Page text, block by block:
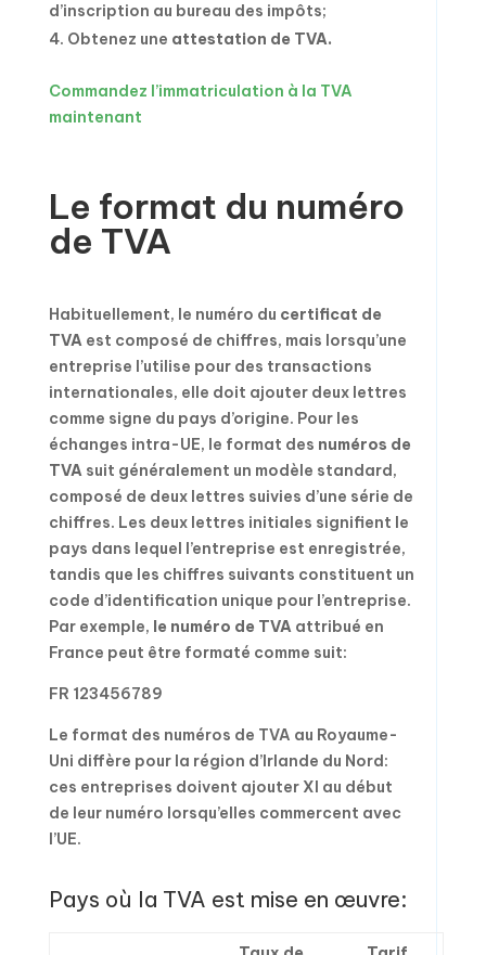
d’inscription au bureau des impôts;
Obtenez une attestation de TVA.
Commandez l’immatriculation à la TVA
maintenant
Le format du numéro
de TVA
Habituellement, le numéro du certificat de
TVAest composé de chiffres, mais lorsqu’une
entreprise l’utilise pour des transactions
internationales, elle doit ajouter deux lettres
comme signe du pays d’origine. Pour les
échanges intra-UE, le format des numéros de
TVAsuit généralement un modèle standard,
composé de deux lettres suivies d’une série de
chiffres. Les deux lettres initiales signifient le
pays dans lequel l’entreprise est enregistrée,
tandis que les chiffres suivants constituent un
code d’identification unique pour l’entreprise.
Par exemple, le numéro de TVAattribué en
France peut être formaté comme suit:
FR 123456789
Le format des numéros de TVA au Royaume-
Uni diffère pour la région d’Irlande du Nord:
ces entreprises doivent ajouter XI au début
de leur numéro lorsqu’elles commercent avec
l’UE.
Pays où la TVA est mise en œuvre: